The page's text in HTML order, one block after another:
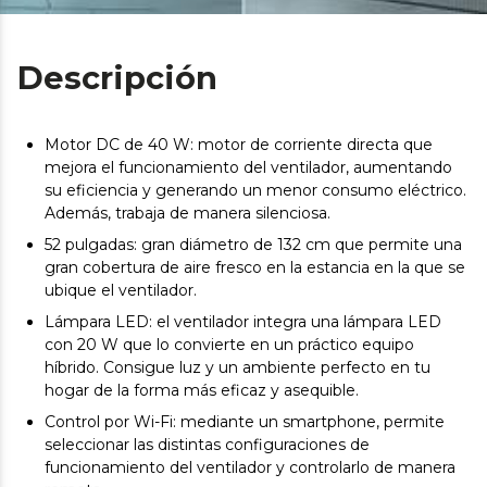
Descripción
Motor DC de 40 W: motor de corriente directa que
mejora el funcionamiento del ventilador, aumentando
su eficiencia y generando un menor consumo eléctrico.
Además, trabaja de manera silenciosa.
52 pulgadas: gran diámetro de 132 cm que permite una
gran cobertura de aire fresco en la estancia en la que se
ubique el ventilador.
Lámpara LED: el ventilador integra una lámpara LED
con 20 W que lo convierte en un práctico equipo
híbrido. Consigue luz y un ambiente perfecto en tu
hogar de la forma más eficaz y asequible.
Control por Wi-Fi: mediante un smartphone, permite
seleccionar las distintas configuraciones de
funcionamiento del ventilador y controlarlo de manera